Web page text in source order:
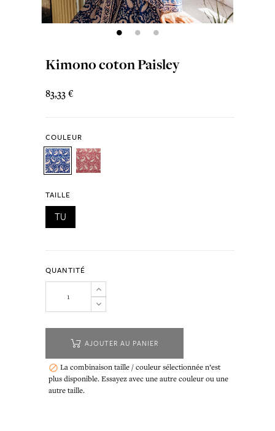
Kimono coton Paisley
83,33 €
COULEUR
TAILLE
TU
QUANTITÉ
AJOUTER AU PANIER
 La combinaison taille / couleur sélectionnée n’est
plus disponible. Essayez avec une autre couleur ou une
autre taille.